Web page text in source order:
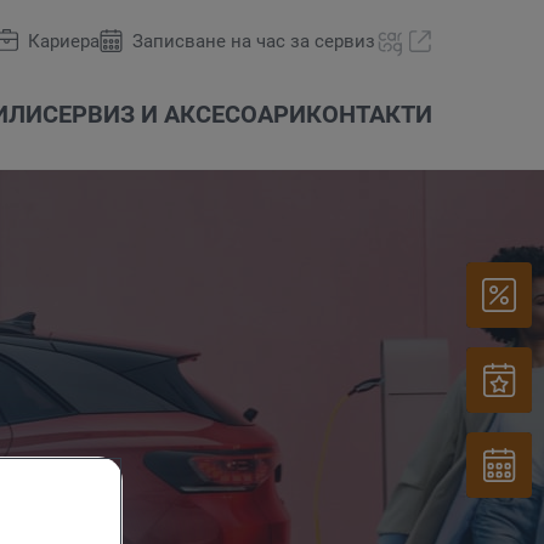
Das WeltAuto
Оферти и акции
СЕРВИЗ И АКСЕСОАРИ
carLOG
КОНТАКТИ
Кариера Записване на час за сервиз